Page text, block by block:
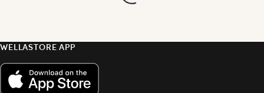
WELLASTORE APP